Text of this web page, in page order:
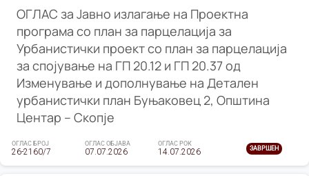
ОГЛАС за Јавно излагање на Проектна
програма со план за парцелација за
Урбанистички проект со план за парцелација
за спојување на ГП 20.12 и ГП 20.37 од
Изменување и дополнување на Детален
урбанистички план Буњаковец 2, Општина
Центар – Скопје
ОГЛАС БРОЈ
26-2160/7
ОГЛАС ОБЈАВА
07.07.2026
ОГЛАС РОК
14.07.2026 ЗАВРШЕН